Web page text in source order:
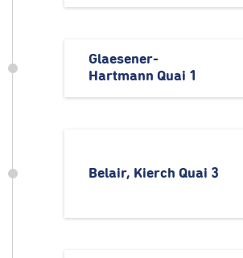
Glaesener-
Hartmann Quai 1
Belair, Kierch Quai 3